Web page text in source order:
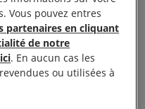
» de 20h30 – 23h
Mistral à
SOS-Méditerranée.
Vous pouvez entres
partenaires en cliquant
de notre
. En aucun cas les
ou utilisées à